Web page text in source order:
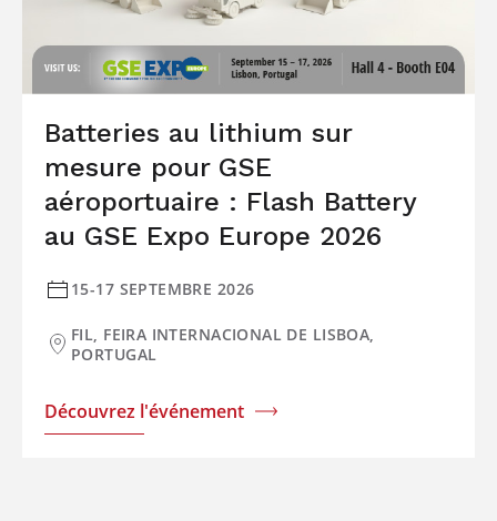
Batteries au lithium sur
mesure pour GSE
aéroportuaire : Flash Battery
au GSE Expo Europe 2026
15-17 SEPTEMBRE 2026
FIL, FEIRA INTERNACIONAL DE LISBOA,
PORTUGAL
Découvrez l'événement